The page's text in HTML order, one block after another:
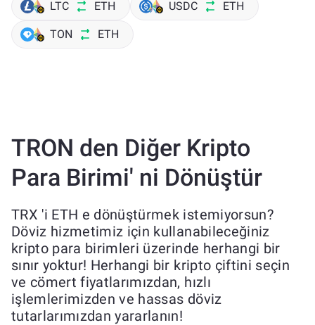
LTC ETH USDC ETH
TON ETH
TRON den Diğer Kripto
Para Birimi' ni Dönüştür
TRX 'i ETH e dönüştürmek istemiyorsun?
Döviz hizmetimiz için kullanabileceğiniz
kripto para birimleri üzerinde herhangi bir
sınır yoktur! Herhangi bir kripto çiftini seçin
ve cömert fiyatlarımızdan, hızlı
işlemlerimizden ve hassas döviz
tutarlarımızdan yararlanın!